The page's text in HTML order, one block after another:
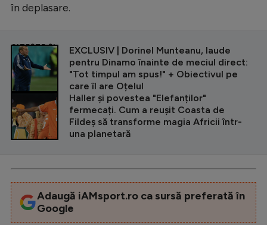
în deplasare.
CITEȘTE ȘI
EXCLUSIV | Dorinel Munteanu, laude
pentru Dinamo înainte de meciul direct:
"Tot timpul am spus!" + Obiectivul pe
care îl are Oțelul
Haller și povestea "Elefanților"
fermecați. Cum a reușit Coasta de
Fildeș să transforme magia Africii într-
una planetară
Adaugă iAMsport.ro ca sursă preferată în
Google